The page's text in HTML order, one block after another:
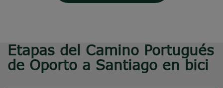
Etapas del Camino Portugués
de Oporto a Santiago en bici